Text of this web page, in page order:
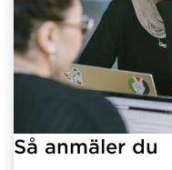
Så anmäler du